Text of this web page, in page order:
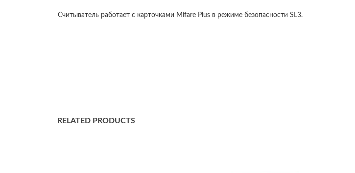
Считыватель работает с карточками Mifare Plus в режиме безопасности SL3.
RELATED PRODUCTS